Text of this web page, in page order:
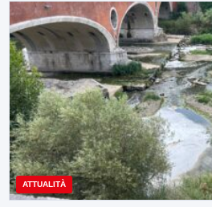
ATTUALITÀ